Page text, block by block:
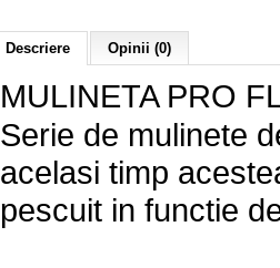
Descriere Opinii (0)
MULINETA PRO
Serie de mulinete
acelasi timp
pescuit in functie